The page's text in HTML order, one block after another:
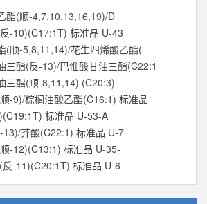
酯(顺-4,7,10,13,16,19)/D
-10)(C17:1T) 标准品 U-43
(顺-5,8,11,14)/花生四烯酸乙酯(
三酯(反-13)/巴惟酸甘油三酯(C22:1
三酯(顺-8,11,14) (C20:3)
-9)/棕榈油酸乙酯(C16:1) 标准品
标准品 U-53-A
芥酸(C22:1) 标准品 U-7
-12)(C13:1) 标准品 U-35-
-11)(C20:1T) 标准品 U-6